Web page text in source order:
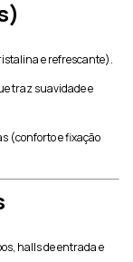
e refrescante).
traz suavidade e
(conforto e fixação
halls de entrada e